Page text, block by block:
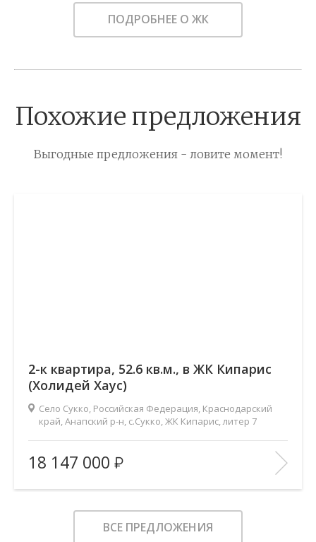
ПОДРОБНЕЕ О ЖК
Похожие предложения
Выгодные предложения - ловите момент!
2-к квартира, 52.6 кв.м., в ЖК Кипарис
(Холидей Хаус)
Село Сукко, Российская Федерация, Краснодарский
край, Анапский р-н, с.Сукко, ЖК Кипарис, литер 7
Площадь (общ/жил/кух), м2:
52.6/21/20
Количество комнат:
2
Этаж:
6/8
В ИЗБРАННОЕ
18 147 000
ВСЕ ПРЕДЛОЖЕНИЯ